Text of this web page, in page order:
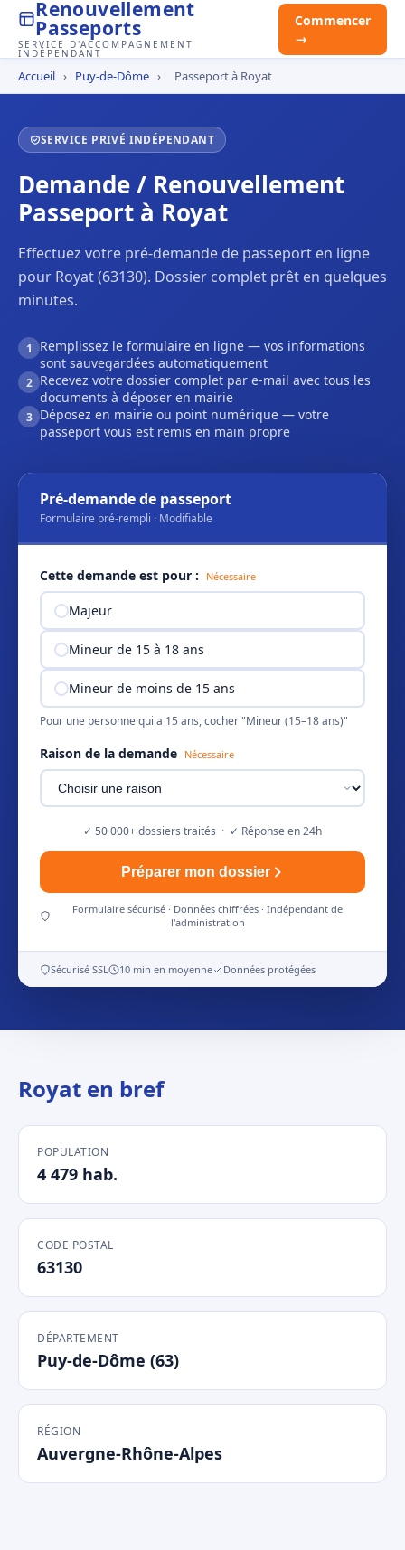
Renouvellement
Passeports
SERVICE D'ACCOMPAGNEMENT
INDÉPENDANT
Commencer
→
Accueil › Puy-de-Dôme › Passeport à Royat
SERVICE PRIVÉ INDÉPENDANT
Demande / Renouvellement
Passeport à Royat
Effectuez votre pré-demande de passeport en ligne
pour Royat (63130). Dossier complet prêt en quelques
minutes.
1
Remplissez le formulaire en ligne — vos informations
sont sauvegardées automatiquement
2 Recevez votre dossier complet par e-mail avec tous les
documents à déposer en mairie
3 Déposez en mairie ou point numérique — votre
passeport vous est remis en main propre
Pré-demande de passeport
Formulaire pré-rempli · Modifiable
Cette demande est pour : Nécessaire
Majeur
Mineur de 15 à 18 ans
Mineur de moins de 15 ans
Pour une personne qui a 15 ans, cocher "Mineur (15–18 ans)"
Raison de la demande Nécessaire
✓ 50 000+ dossiers traités · ✓ Réponse en 24h
Préparer mon dossier
Formulaire sécurisé · Données chiffrées · Indépendant de
l'administration
Sécurisé SSL 10 min en moyenne Données protégées
Royat en bref
POPULATION
4 479 hab.
CODE POSTAL
63130
DÉPARTEMENT
Puy-de-Dôme (63)
RÉGION
Auvergne-Rhône-Alpes